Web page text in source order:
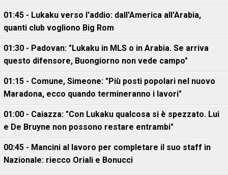
01:45 - Lukaku verso l'addio: dall'America all'Arabia,
quanti club vogliono Big Rom
01:30 - Padovan: "Lukaku in MLS o in Arabia. Se arriva
questo difensore, Buongiorno non vede campo"
01:15 - Comune, Simeone: "Più posti popolari nel nuovo
Maradona, ecco quando termineranno i lavori"
01:00 - Caiazza: "Con Lukaku qualcosa si è spezzato. Lui
e De Bruyne non possono restare entrambi"
00:45 - Mancini al lavoro per completare il suo staff in
Nazionale: riecco Oriali e Bonucci